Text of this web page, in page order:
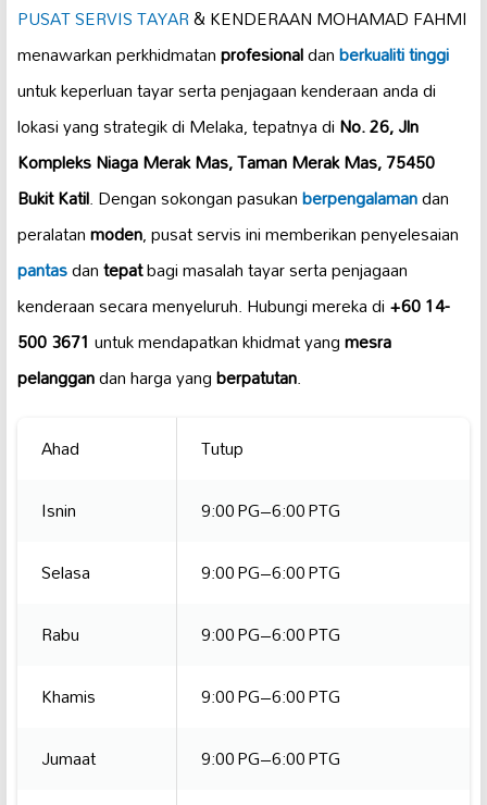
PUSAT SERVIS TAYAR& KENDERAAN MOHAMAD FAHMI
menawarkan perkhidmatanprofesionaldanberkualiti tinggi
untuk keperluan tayar serta penjagaan kenderaan anda di
lokasi yang strategik di Melaka, tepatnya diNo. 26, Jln
Kompleks Niaga Merak Mas, Taman Merak Mas, 75450
Bukit Katil. Dengan sokongan pasukanberpengalamandan
peralatanmoden, pusat servis ini memberikan penyelesaian
pantasdantepatbagi masalah tayar serta penjagaan
kenderaan secara menyeluruh. Hubungi mereka di+60 14-
500 3671 untuk mendapatkan khidmat yangmesra
pelanggandan harga yangberpatutan.
Ahad
Tutup
Isnin
9:00 PG–6:00 PTG
Selasa
9:00 PG–6:00 PTG
Rabu
9:00 PG–6:00 PTG
Khamis
9:00 PG–6:00 PTG
Jumaat
9:00 PG–6:00 PTG